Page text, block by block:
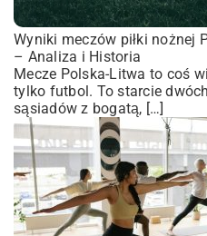
Wyniki meczów piłki nożnej
– Analiza i Historia
Mecze Polska-Litwa to coś
tylko futbol. To starcie
sąsiadów z bogatą, […]